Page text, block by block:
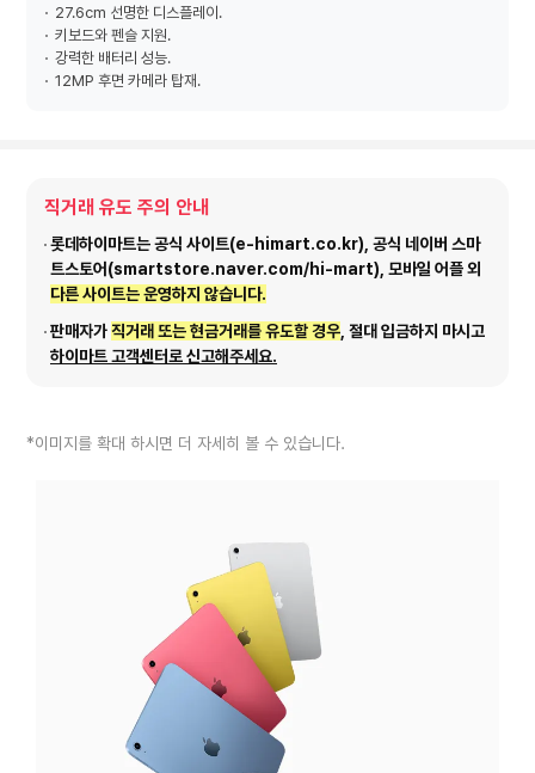
27.6cm 선명한 디스플레이.
키보드와 펜슬 지원.
강력한 배터리 성능.
12MP 후면 카메라 탑재.
직거래 유도 주의 안내
롯데하이마트는 공식 사이트(e-himart.co.kr), 공식 네이버 스마
트스토어(smartstore.naver.com/hi-mart), 모바일 어플 외
다른 사이트는 운영하지 않습니다.
판매자가직거래 또는 현금거래를 유도할 경우 , 절대 입금하지 마시고
하이마트 고객센터로 신고해주세요.
*이미지를 확대 하시면 더 자세히 볼 수 있습니다.